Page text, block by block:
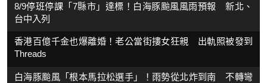
8/9停班停課「7縣市」達標！白海豚颱風風雨預報 新北、
台中入列
香港百億千金也爆離婚！老公當街摟女狂親 出軌照被發到
Threads
白海豚颱風「根本馬拉松選手」！雨勢從北炸到南 不轉彎